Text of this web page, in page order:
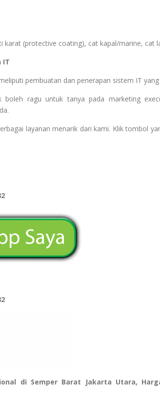
karat (protective coating), cat kapal/marine, cat
IT
pembuatan dan penerapan sistem IT
ragu untuk tanya pada marketing
layanan menarik dari kami. Klik tombol
di Semper Barat Jakarta Utara,